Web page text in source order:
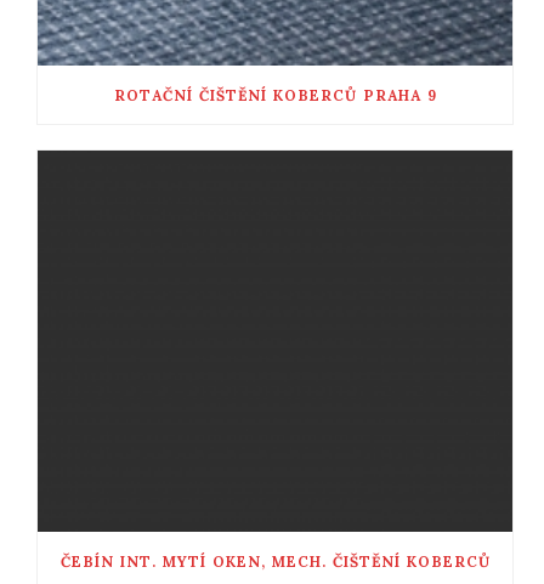
ROTAČNÍ ČIŠTĚNÍ KOBERCŮ PRAHA 9
ČEBÍN INT. MYTÍ OKEN, MECH. ČIŠTĚNÍ KOBERCŮ